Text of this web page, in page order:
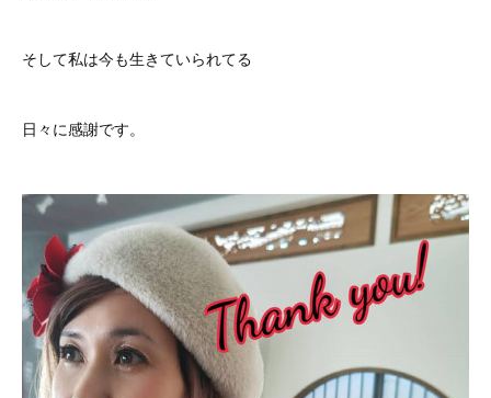
そして私は今も生きていられてる
日々に感謝です。